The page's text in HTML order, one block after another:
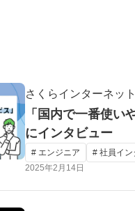
さくらインターネット
「国内で一番使
にインタビュー
# エンジニア # 社員イン
2025年2月14日